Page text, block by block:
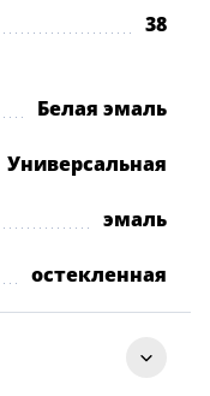
38
Белая эмаль
Универсальная
эмаль
остекленная